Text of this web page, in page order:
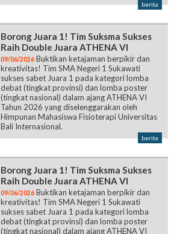
Raih Double Juara ATHENA VI
kreativitas! Tim SMA Negeri 1 Sukawati
sukses sabet Juara 1 pada kategori lomba
debat (tingkat provinsi) dan lomba poster
(tingkat nasional) dalam ajang ATHENA VI
Tahun 2026 yang diselenggarakan oleh
Himpunan Mahasiswa Fisioterapi Universitas
Bali Internasional.
berita
Borong Juara 1! Tim Suksma Sukses
Raih Double Juara ATHENA VI
kreativitas! Tim SMA Negeri 1 Sukawati
sukses sabet Juara 1 pada kategori lomba
debat (tingkat provinsi) dan lomba poster
(tingkat nasional) dalam ajang ATHENA VI
Tahun 2026 yang diselenggarakan oleh
Himpunan Mahasiswa Fisioterapi Universitas
Bali Internasional.
berita